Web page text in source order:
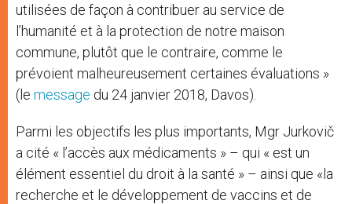
utilisées de façon à contribuer au service de
l’humanité et à la protection de notre maison
commune, plutôt que le contraire, comme le
prévoient malheureusement certaines évaluations »
(le message du 24 janvier 2018, Davos).
Parmi les objectifs les plus importants, Mgr Jurkovič
a cité « l’accès aux médicaments » – qui « est un
élément essentiel du droit à la santé » – ainsi que «la
recherche et le développement de vaccins et de